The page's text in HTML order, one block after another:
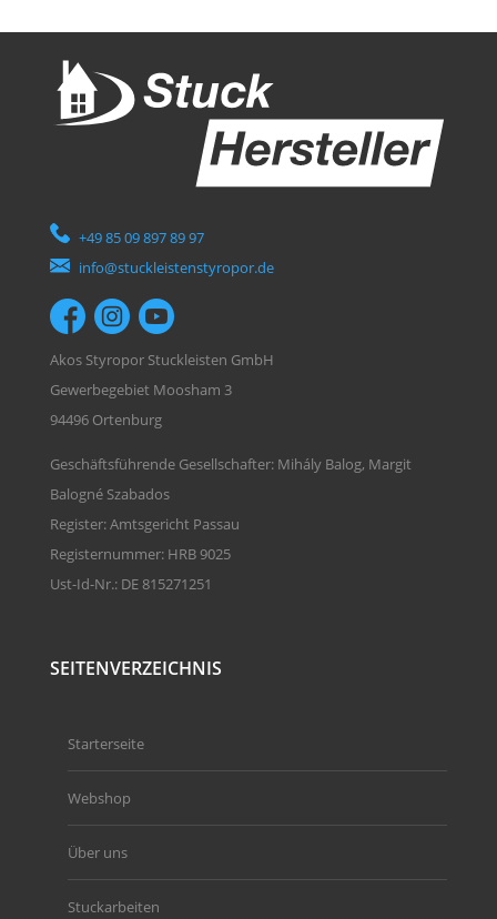
+49 85 09 897 89 97
info@stuckleistenstyropor.de
Akos Styropor Stuckleisten GmbH
Gewerbegebiet Moosham 3
94496 Ortenburg
Geschäftsführende Gesellschafter: Mihály Balog, Margit
Balogné Szabados
Register: Amtsgericht Passau
Registernummer: HRB 9025
Ust-Id-Nr.: DE 815271251
SEITENVERZEICHNIS
Starterseite
Webshop
Über uns
Stuckarbeiten